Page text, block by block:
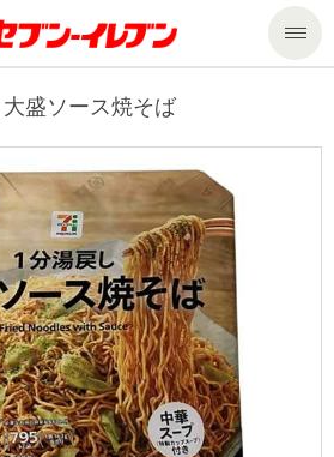
こと
盛ソース焼そば